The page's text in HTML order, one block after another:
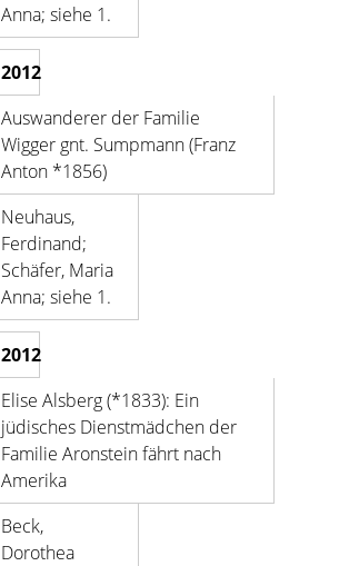
Anna; siehe 1.
2012
Auswanderer der Familie
Wigger gnt. Sumpmann (Franz
Anton *1856)
Neuhaus,
Ferdinand;
Schäfer, Maria
Anna; siehe 1.
2012
Elise Alsberg (*1833): Ein
jüdisches Dienstmädchen der
Familie Aronstein fährt nach
Amerika
Beck,
Dorothea